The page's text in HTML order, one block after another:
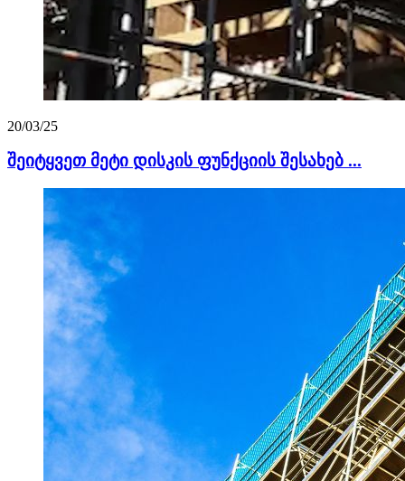
20/03/25
შეიტყვეთ მეტი დისკის ფუნქციის შესახებ ...